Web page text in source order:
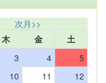
次月>>
木 金
土
3 4
5
10 11
12